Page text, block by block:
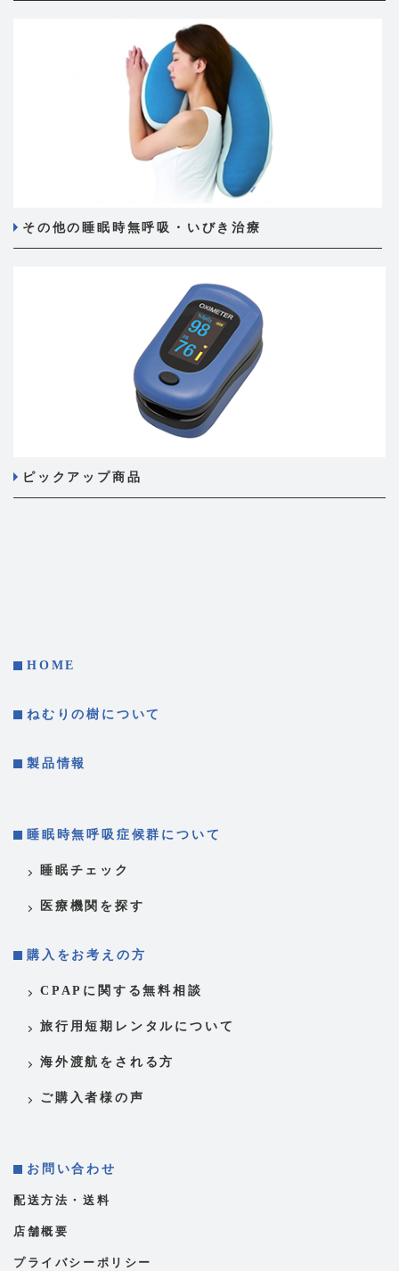
その他の睡眠時無呼吸・いびき治療
ピックアップ商品
HOME
ねむりの樹について
製品情報
睡眠時無呼吸症候群について
睡眠チェック
医療機関を探す
購入をお考えの方
CPAPに関する無料相談
旅行用短期レンタルについて
海外渡航をされる方
ご購入者様の声
お問い合わせ
配送方法・送料
店舗概要
プライバシーポリシー